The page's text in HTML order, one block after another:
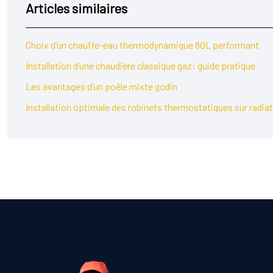
Articles similaires
Choix d’un chauffe-eau thermodynamique 80L performant
Installation d’une chaudière classique gaz: guide pratique
Les avantages d’un poêle mixte godin
Installation optimale des robinets thermostatiques sur